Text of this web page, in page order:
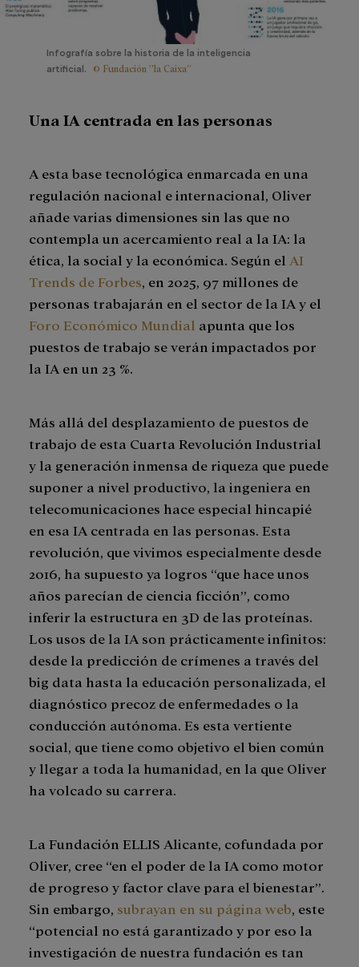
Infografía sobre la historia de la inteligencia
artificial.
© Fundación ”la Caixa”
Una IA centrada en las personas
A esta base tecnológica enmarcada en una
regulación nacional e internacional, Oliver
añade varias dimensiones sin las que no
contempla un acercamiento real a la IA: la
ética, la social y la económica. Según el AI
Trends de Forbes , en 2025, 97 millones de
personas trabajarán en el sector de la IA y el
Foro Económico Mundial apunta que los
puestos de trabajo se verán impactados por
la IA en un 23 %.
Más allá del desplazamiento de puestos de
trabajo de esta Cuarta Revolución Industrial
y la generación inmensa de riqueza que puede
suponer a nivel productivo, la ingeniera en
telecomunicaciones hace especial hincapié
en esa IA centrada en las personas. Esta
revolución, que vivimos especialmente desde
2016, ha supuesto ya logros “que hace unos
años parecían de ciencia ficción”, como
inferir la estructura en 3D de las proteínas.
Los usos de la IA son prácticamente infinitos:
desde la predicción de crímenes a través del
big data hasta la educación personalizada, el
diagnóstico precoz de enfermedades o la
conducción autónoma. Es esta vertiente
social, que tiene como objetivo el bien común
y llegar a toda la humanidad, en la que Oliver
ha volcado su carrera.
La Fundación ELLIS Alicante, cofundada por
Oliver, cree “en el poder de la IA como motor
de progreso y factor clave para el bienestar”.
Sin embargo, subrayan en su página web , este
“potencial no está garantizado y por eso la
investigación de nuestra fundación es tan